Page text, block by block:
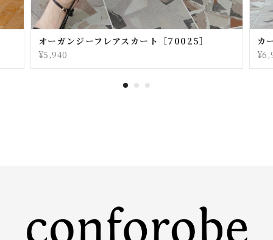
オーガンジーフレアスカート［70025］
¥5,940
カ